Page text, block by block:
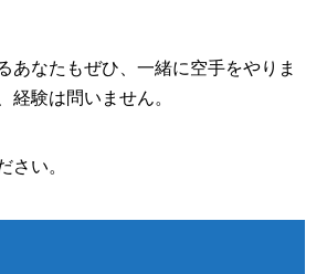
あなたもぜひ、一緒に空手をやりま
経験は問いません。
さい。